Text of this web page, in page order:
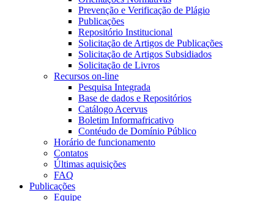
Prevenção e Verificação de Plágio
Publicações
Repositório Institucional
Solicitação de Artigos de Publicações
Solicitação de Artigos Subsidiados
Solicitação de Livros
Recursos on-line
Pesquisa Integrada
Base de dados e Repositórios
Catálogo Acervus
Boletim Informafricativo
Contéudo de Domínio Público
Horário de funcionamento
Contatos
Últimas aquisições
FAQ
Publicações
Equipe